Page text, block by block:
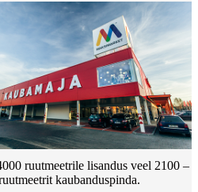
ruutmeetrile lisandus veel 2100 –
kaubanduspinda.